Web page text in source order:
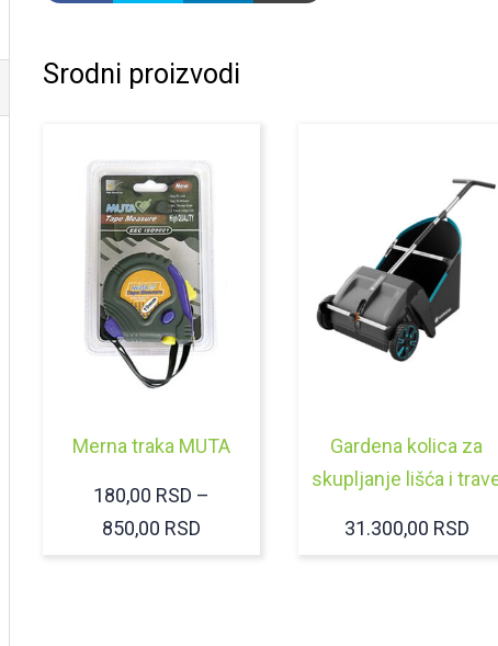
Srodni proizvodi
Merna traka MUTA
180,00 RSD –
850,00 RSD
Gardena kolica za
skupljanje lišća i
31.300,00 RSD